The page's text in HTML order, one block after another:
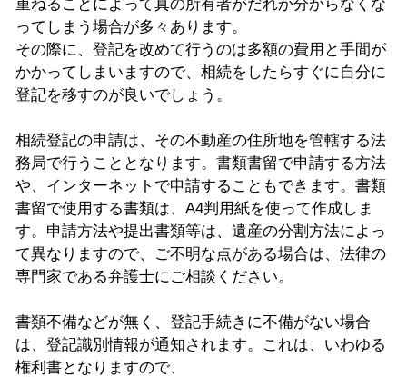
重ねることによって真の所有者がだれか分からなくな
ってしまう場合が多々あります。
その際に、登記を改めて行うのは多額の費用と手間が
かかってしまいますので、相続をしたらすぐに自分に
登記を移すのが良いでしょう。
相続登記の申請は、その不動産の住所地を管轄する法
務局で行うこととなります。書類書留で申請する方法
や、インターネットで申請することもできます。書類
書留で使用する書類は、A4判用紙を使って作成しま
す。申請方法や提出書類等は、遺産の分割方法によっ
て異なりますので、ご不明な点がある場合は、法律の
専門家である弁護士にご相談ください。
書類不備などが無く、登記手続きに不備がない場合
は、登記識別情報が通知されます。これは、いわゆる
権利書となりますので、